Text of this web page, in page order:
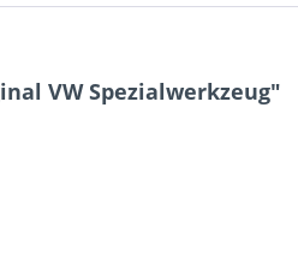
VW Spezialwerkzeug"